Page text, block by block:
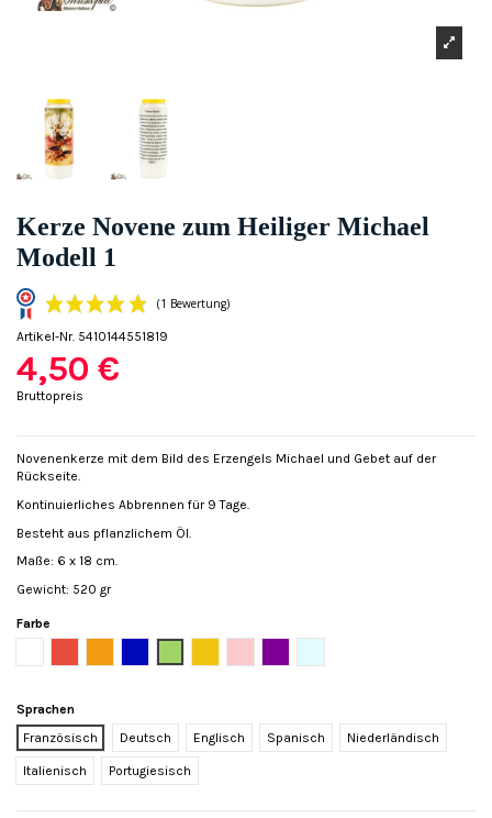
Kerze Novene zum Heiliger Michael
Modell 1
Artikel-Nr. 5410144551819
4,50 €
Bruttopreis
Novenenkerze mit dem Bild des Erzengels Michael und Gebet auf der
Rückseite.
Kontinuierliches Abbrennen für 9 Tage.
Besteht aus pflanzlichem Öl.
Maße: 6 x 18 cm.
Gewicht: 520 gr
Farbe
Sprachen
Französisch
Deutsch Englisch Spanisch Niederländisch
Italienisch Portugiesisch